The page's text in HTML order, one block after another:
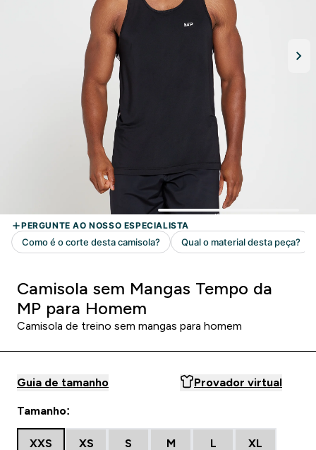
Camisola sem Mangas Tempo da
MP para Homem
Camisola de treino sem mangas para homem
Guia de tamanho Provador virtual
Tamanho:
XXS XS S M L XL